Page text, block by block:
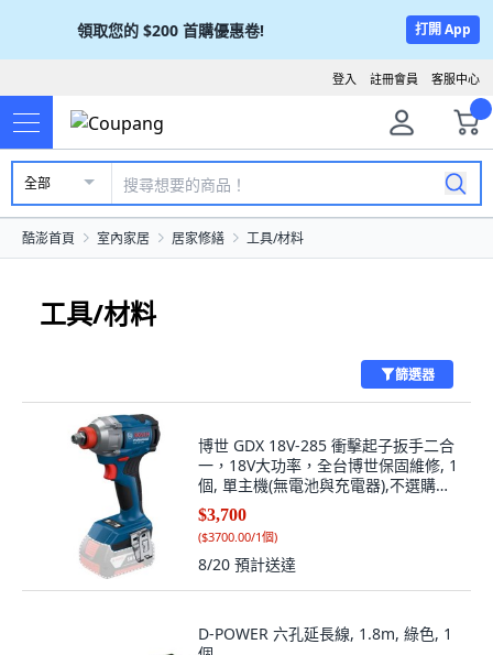
領取您的 $200 首購優惠卷! 打開 App
客服中心
註冊會員
登入
全部
酷澎首頁 室內家居 居家修繕 工具/材料
工具/材料
篩選器
博世 GDX 18V-285 衝擊起子扳手二合
一，18V大功率，全台博世保固維修, 1
個, 單主機(無電池與充電器),不選購收
納
$3,700
($3700.00/1個)
8/20 預計送達
D-POWER 六孔延長線, 1.8m, 綠色, 1